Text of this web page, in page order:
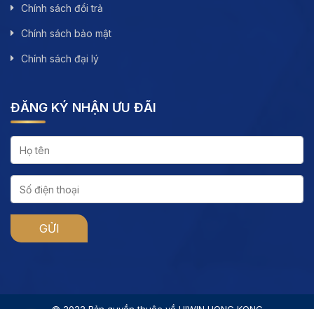
Chính sách đổi trả
Chính sách bảo mật
Chính sách đại lý
ĐĂNG KÝ NHẬN ƯU ĐÃI